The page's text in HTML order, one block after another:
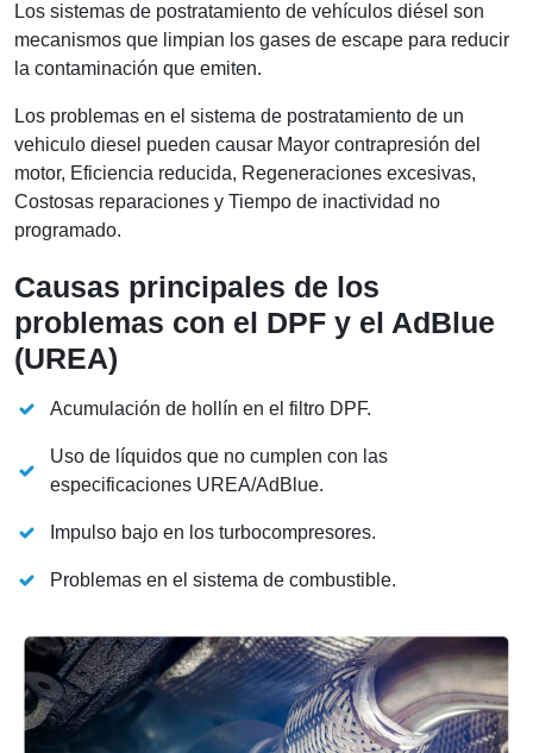
Los sistemas de postratamiento de vehículos diésel son
mecanismos que limpian los gases de escape para reducir
la contaminación que emiten.
Los problemas en el sistema de postratamiento de un
vehiculo diesel pueden causar Mayor contrapresión del
motor, Eficiencia reducida, Regeneraciones excesivas,
Costosas reparaciones y Tiempo de inactividad no
programado.
Causas principales de los
problemas con el DPF y el AdBlue
(UREA)
Acumulación de hollín en el filtro DPF.
Uso de líquidos que no cumplen con las
especificaciones UREA/AdBlue.
Impulso bajo en los turbocompresores.
Problemas en el sistema de combustible.